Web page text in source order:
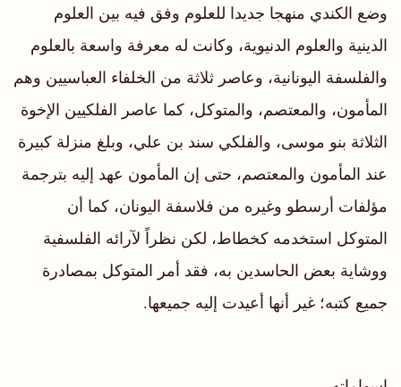
وضع الكندي منهجا جديدا للعلوم وفق فيه بين العلوم
الدينية والعلوم الدنيوية، وكانت له معرفة واسعة بالعلوم
والفلسفة اليونانية، وعاصر ثلاثة من الخلفاء العباسيين وهم
المأمون، والمعتصم، والمتوكل، كما عاصر الفلكيين الإخوة
الثلاثة بنو موسى، والفلكي سند بن علي، وبلغ منزلة كبيرة
عند المأمون والمعتصم، حتى إن المأمون عهد إليه بترجمة
مؤلفات أرسطو وغيره من فلاسفة اليونان، كما أن
المتوكل استخدمه كخطاط، لكن نظراً لآرائه الفلسفية
ووشاية بعض الحاسدين به، فقد أمر المتوكل بمصادرة
جميع كتبه؛ غير أنها أعيدت إليه جميعها.